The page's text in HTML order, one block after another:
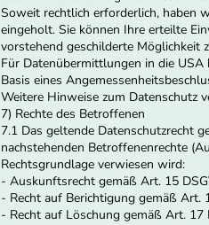
Soweit rechtlich erforderlich, haben
eingeholt. Sie können Ihre erteilte
vorstehend geschilderte Möglichkeit
Für Datenübermittlungen in die USA
Basis eines
Weitere Hinweise zum Datenschutz
7) Rechte des Betroffenen
7.1 Das geltende Datenschutzrecht
nachstehenden Betroffenenrechte
Rechtsgrundlage verwiesen wird:
- Auskunftsrecht gemäß Art. 15
- Recht auf Berichtigung gemäß Art.
- Recht auf Löschung gemäß Art. 17